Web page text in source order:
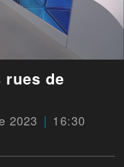
rues de
2023
16:30